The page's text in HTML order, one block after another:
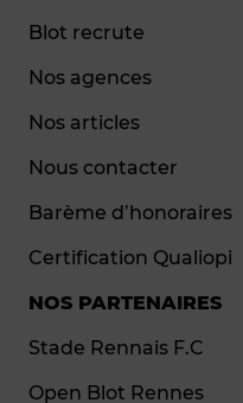
Blot recrute
Nos agences
Nos articles
Nous contacter
Barème d’honoraires
Certification Qualiopi
NOS PARTENAIRES
Stade Rennais F.C
Open Blot Rennes